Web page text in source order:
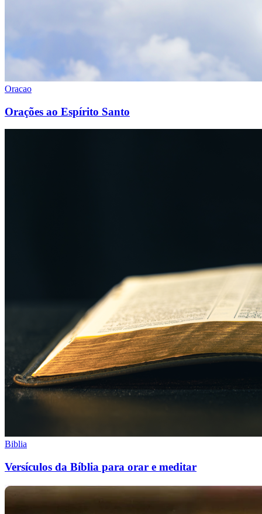
Oracao
Orações ao Espírito Santo
Biblia
Versículos da Bíblia para orar e meditar